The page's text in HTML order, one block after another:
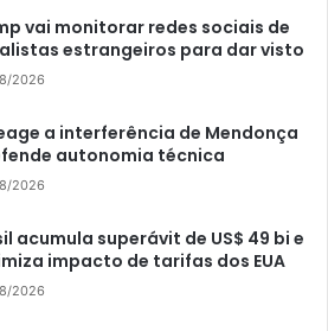
vai monitorar redes sociais de
estrangeiros para dar visto
2026
a interferência de Mendonça
autonomia técnica
2026
acumula superávit de US$ 49 bi e
impacto de tarifas dos EUA
2026